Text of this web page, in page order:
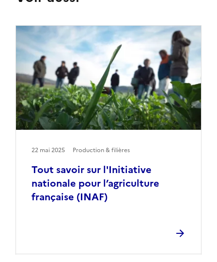
Tout savoir sur l'Initiative
nationale pour l’agriculture
française (INAF)
22 mai 2025 Production & filières